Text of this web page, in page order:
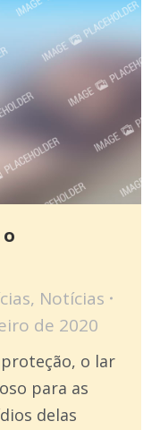
, Notícias
de 2020
o lar
para as
delas